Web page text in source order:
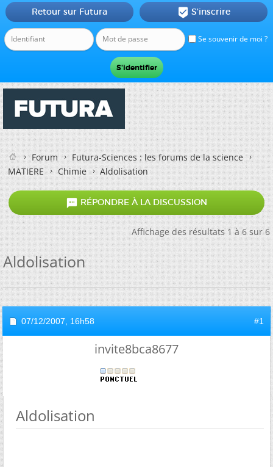
Se souvenir de moi ?
Retour sur Futura  S'inscrire
Forum
Futura-Sciences : les forums de la science
MATIERE
Chimie Aldolisation
 RÉPONDRE À LA DISCUSSION
Affichage des résultats 1 à 6 sur 6
Aldolisation
07/12/2007, 16h58 #1
invite8bca8677
Aldolisation